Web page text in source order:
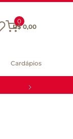
0
R$ 0,00
Cardápios